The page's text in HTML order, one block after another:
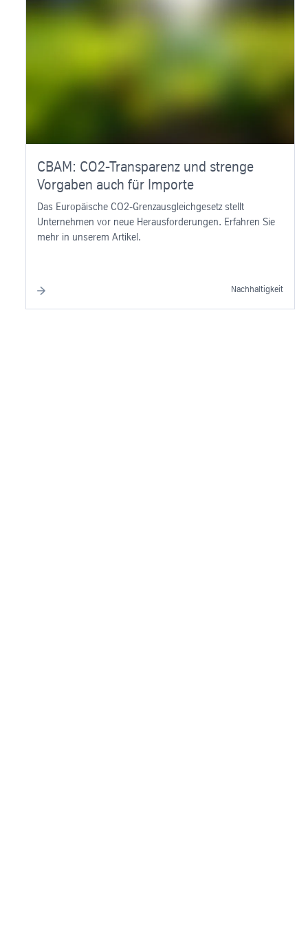
CBAM: CO2-Transparenz und strenge
Vorgaben auch für Importe
Das Europäische CO2-Grenzausgleichgesetz stellt
Unternehmen vor neue Herausforderungen. Erfahren Sie
mehr in unserem Artikel.
Nachhaltigkeit